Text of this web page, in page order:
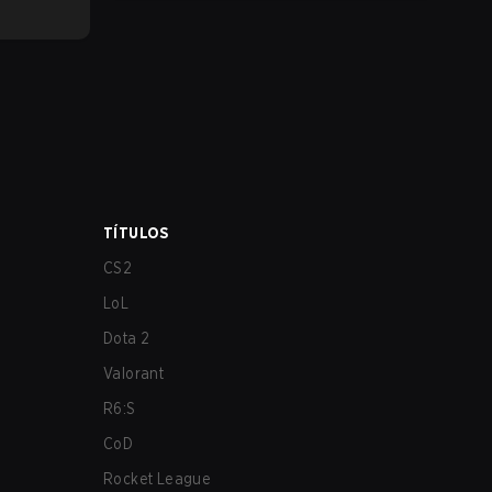
TÍTULOS
CS2
LoL
Dota 2
Valorant
R6:S
CoD
Rocket League